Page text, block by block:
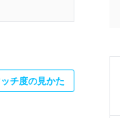
チ度の見かた